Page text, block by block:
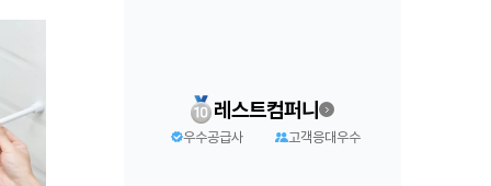
레스트컴퍼니
우수공급사 고객응대우수